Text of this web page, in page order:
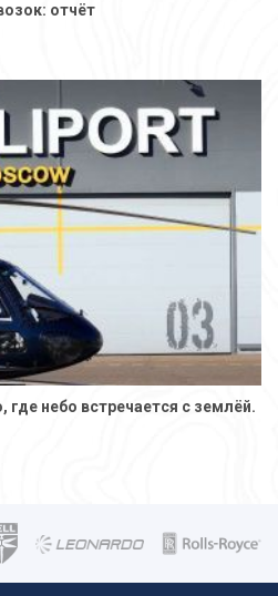
отчёт
небо встречается с землёй.